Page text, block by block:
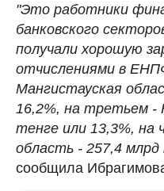
"Это работники
банковского
получали хорошую
отчислениями в
Мангистауская
16,2%, на третьем -
тенге или 13,3%,
область - 257,4
сообщила